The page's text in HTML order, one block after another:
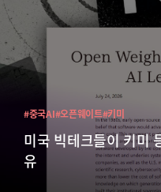
미국 빅테크들이 키미
유
#중국AI#오픈웨이트#키미